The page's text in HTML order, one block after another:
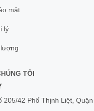
mật
lý
TÔI
205/42 Phố Thịnh Liệt,